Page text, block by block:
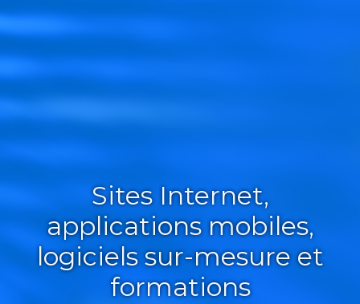
Sites Internet,
applications mobiles,
logiciels sur-mesure et
formations